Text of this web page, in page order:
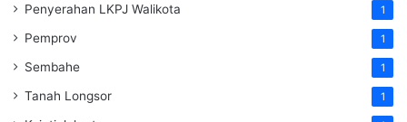
Penyerahan LKPJ Walikota 1
Pemprov 1
Sembahe 1
Tanah Longsor 1